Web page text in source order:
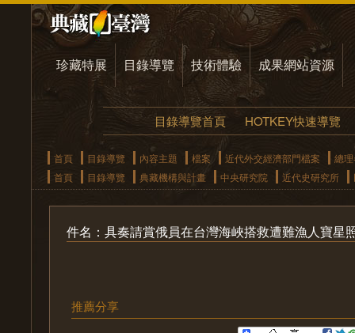
珍藏特展 目錄導覽 技術體驗 成果網站資源
目錄導覽首頁 HOTKEY快速導覽
首頁 目錄導覽 內容主題 檔案 近代外交經濟部門檔案
總
首頁
目錄導覽 典藏機構與計畫 中央研究院 近代史研究所
件名：具奏請賞俄員在台灣海峽搭救遭難漁人寶星
推薦分享